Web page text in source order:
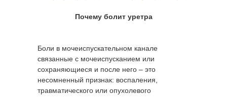
Почему болит уретра
Боли в мочеиспускательном канале
связанные с мочеиспусканием или
сохраняющиеся и после него – это
несомненный признак: воспаления,
травматического или опухолевого